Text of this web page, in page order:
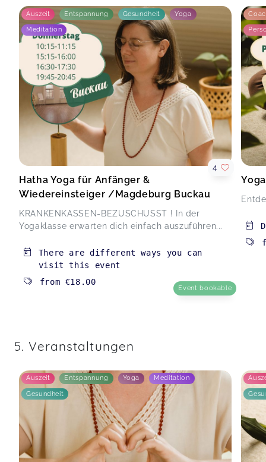
Auszeit Entspannung Gesundheit Yoga
Meditation
Hatha Yoga für Anfänger &
Wiedereinsteiger /Magdeburg Buckau
KRANKENKASSEN-BEZUSCHUSST ! In der
Yogaklasse erwarten dich einfach auszuführen...
4
There are different ways you can
visit this event
from €18.00
Event bookable
5. Veranstaltungen
Auszeit Entspannung Yoga Meditation
Gesundheit